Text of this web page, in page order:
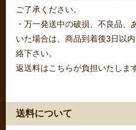
ご了承ください。
・万一発送中の破損、不良品
いた場合は、商品到着後3日以
絡下さい。
返送料はこちらが負担いたしま
送料について